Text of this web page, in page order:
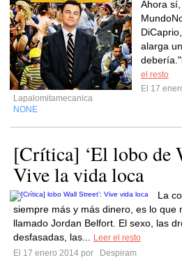
Ahora
alarga
el resto
El 17
Lapalomitamecanica
NONE
[Crítica] ‘El lobo de
Vive la vida loca
La
siempre más y más dinero, es lo que
llamado Jordan Belfort. El sexo, las
desfasadas, las...
Leer el resto
El 17 enero 2014 por
Despiram